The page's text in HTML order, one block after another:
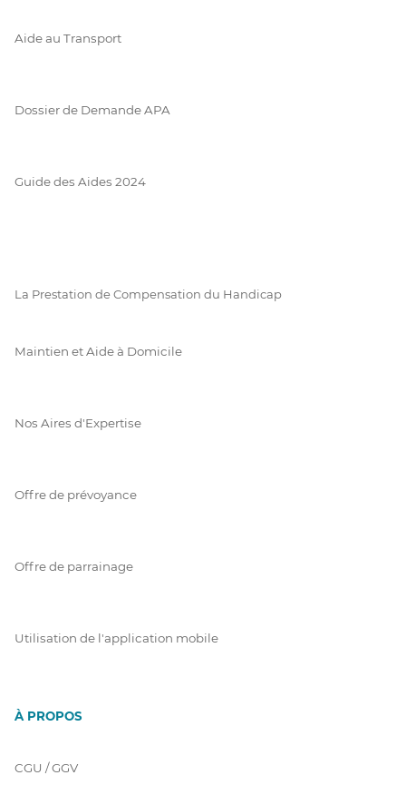
Aide au Transport
Dossier de Demande APA
Guide des Aides 2024
La Prestation de Compensation du Handicap
Maintien et Aide à Domicile
Nos Aires d'Expertise
Offre de prévoyance
Offre de parrainage
Utilisation de l'application mobile
À PROPOS
CGU / GGV